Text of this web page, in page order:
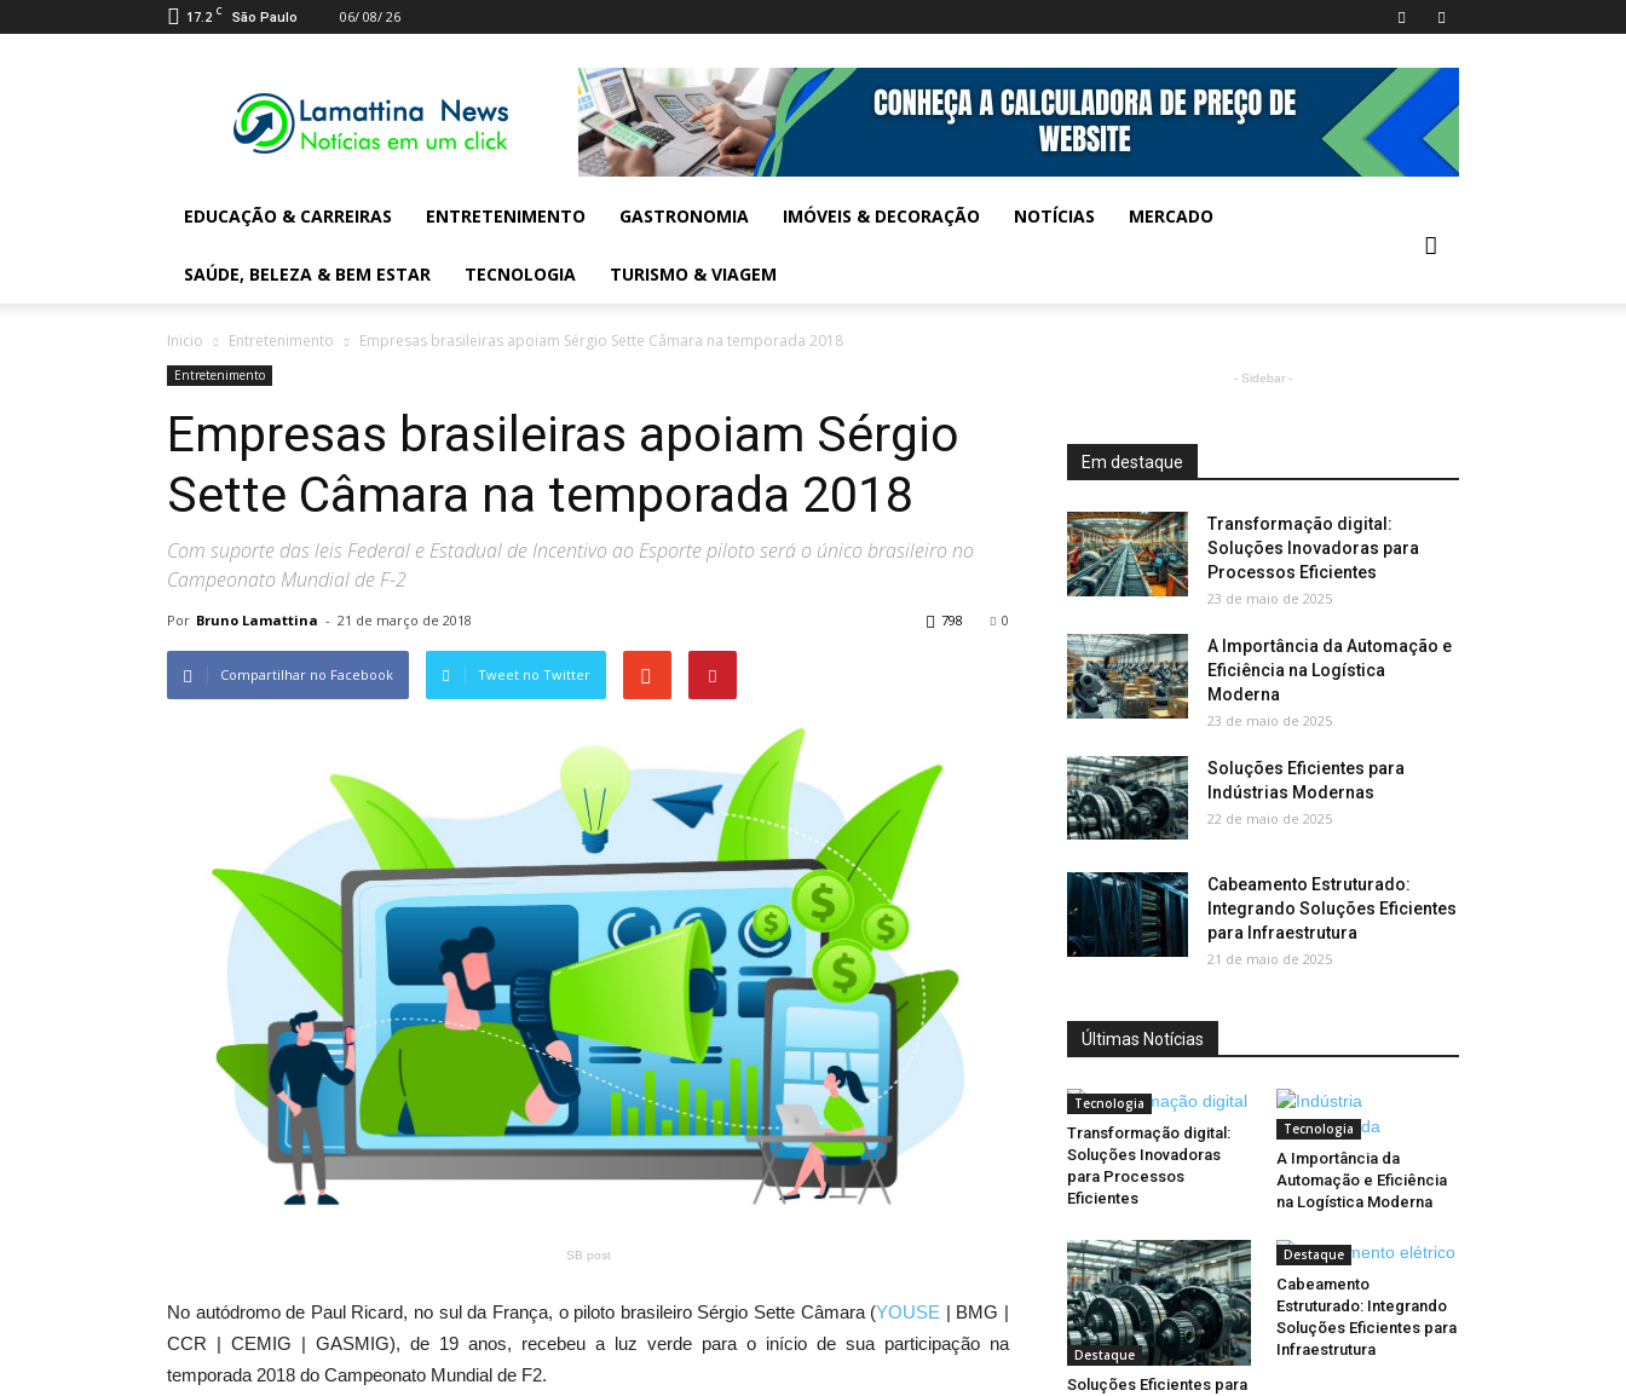
17.2 C São Paulo 06/ 08/ 26
Digital
News
EDUCAÇÃO & CARREIRAS ENTRETENIMENTO GASTRONOMIA IMÓVEIS & DECORAÇÃO NOTÍCIAS MERCADO
SAÚDE, BELEZA & BEM ESTAR TECNOLOGIA TURISMO & VIAGEM
Inicio Entretenimento Empresas brasileiras apoiam Sérgio Sette Câmara na temporada 2018
Entretenimento
Empresas brasileiras apoiam Sérgio
Sette Câmara na temporada 2018
Com suporte das leis Federal e Estadual de Incentivo ao Esporte piloto será o único brasileiro no
Campeonato Mundial de F-2
Por Bruno Lamattina - 21 de março de 2018 0
798
Compartilhar no Facebook Tweet no Twitter
SB post
No autódromo de Paul Ricard, no sul da França, o piloto brasileiro Sérgio Sette Câmara (YOUSE | BMG |
CCR | CEMIG | GASMIG), de 19 anos, recebeu a luz verde para o início de sua participação na
temporada 2018 do Campeonato Mundial de F2.
- Sidebar -
Em destaque
Transformação digital:
Soluções Inovadoras para
Processos Eficientes
23 de maio de 2025
A Importância da Automação e
Eficiência na Logística
Moderna
23 de maio de 2025
Soluções Eficientes para
Indústrias Modernas
22 de maio de 2025
Cabeamento Estruturado:
Integrando Soluções Eficientes
para Infraestrutura
21 de maio de 2025
Últimas Notícias
Tecnologia
Transformação digital:
Soluções Inovadoras
para Processos
Eficientes
Tecnologia
A Importância da
Automação e Eficiência
na Logística Moderna
Destaque
Soluções Eficientes para
Destaque
Cabeamento
Estruturado: Integrando
Soluções Eficientes para
Infraestrutura